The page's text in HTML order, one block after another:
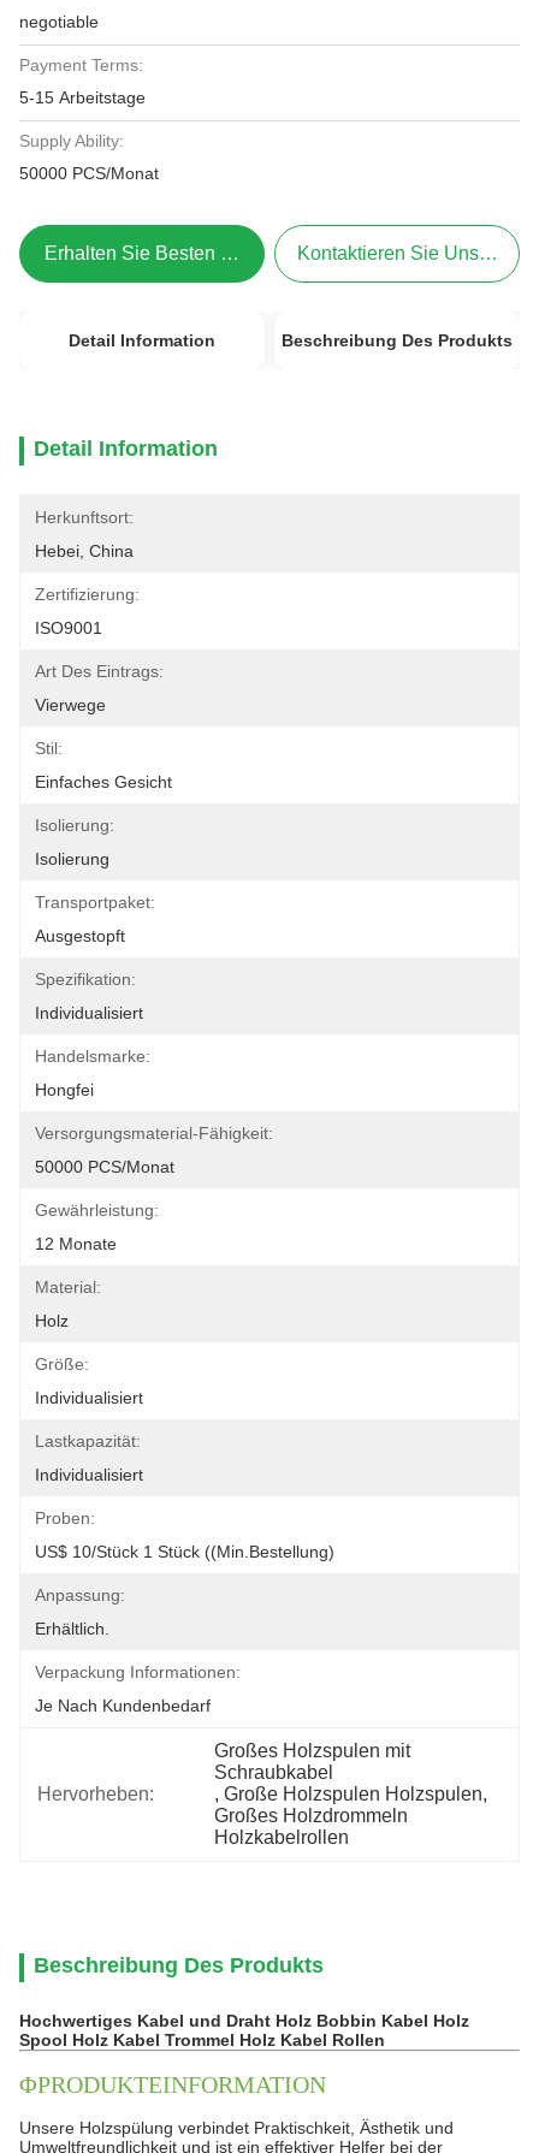
negotiable
Payment Terms:
5-15 Arbeitstage
Supply Ability:
50000 PCS/Monat
Erhalten Sie Besten Preis Kontaktieren Sie Uns Jetzt
Detail Information Beschreibung Des Produkts
Detail Information
Herkunftsort:
Hebei, China
Zertifizierung:
ISO9001
Art Des Eintrags:
Vierwege
Stil:
Einfaches Gesicht
Isolierung:
Isolierung
Transportpaket:
Ausgestopft
Spezifikation:
Individualisiert
Handelsmarke:
Hongfei
Versorgungsmaterial-Fähigkeit:
50000 PCS/Monat
Gewährleistung:
12 Monate
Material:
Holz
Größe:
Individualisiert
Lastkapazität:
Individualisiert
Proben:
US$ 10/Stück 1 Stück ((Min.Bestellung)
Anpassung:
Erhältlich.
Verpackung Informationen:
Je Nach Kundenbedarf
Hervorheben:
Großes Holzspulen mit
Schraubkabel
, Große Holzspulen Holzspulen,
Großes Holzdrommeln
Holzkabelrollen
Beschreibung Des Produkts
Hochwertiges Kabel und Draht Holz Bobbin Kabel Holz
Spool Holz Kabel Trommel Holz Kabel Rollen
ΦPRODUKTEINFORMATION
Unsere Holzspülung verbindet Praktischkeit, Ästhetik und
Umweltfreundlichkeit und ist ein effektiver Helfer bei der